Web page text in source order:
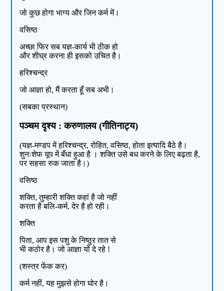
जो कुछ होगा भाग्य और जिन कर्म में।
वसिष्ठ
अच्छा फिर सब यज्ञ-कार्य भी ठीक हो
और शीघ्र करना ही इसको उचित है।
हरिश्चन्द्र
जो आज्ञा हो, मैं करता हूँ सब अभी।
(सबका प्रस्थान)
पञ्चम दृश्य : करुणालय (गीतिनाट्य)
(यज्ञ-मण्डप में हरिश्चन्द्र, रोहित, वसिष्ठ, होता इत्यादि बैठे है।
शुनःशेफ यूप में बँधा हुआ है । शक्ति उसे बध करने के लिए बढ़ता है,
पर सहसा रुक जाता है।)
वसिष्ठ
शक्ति, तुम्हारी शक्ति कहां है जो नहीं
करता है बलि-कर्म, देर है हो रही।
शक्ति
पिता, आप इस पशु के निष्ठुर तात से
भी कठोर है। जो आज्ञा यों दे रहे !
(शस्त्र फेंक कर)
कर्म नहीं, यह मुझसे होगा घोर है।